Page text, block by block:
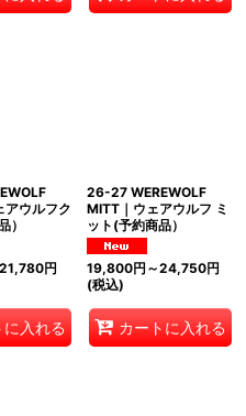
アウルフク
）
円
に入れる
26-27 WEREWOLF
MITT｜ウェアウルフ ミ
ット(予約商品）
19,800円 ～24,750円
(税込)
カートに入れる